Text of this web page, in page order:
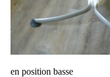
en position basse